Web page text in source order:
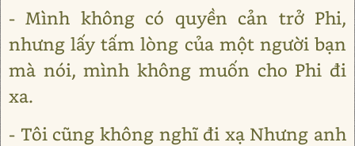
- Mình không có quyền cản trở Phi,
nhưng lấy tấm lòng của một người bạn
mà nói, mình không muốn cho Phi đi
xa.
- Tôi cũng không nghĩ đi xạ Nhưng anh